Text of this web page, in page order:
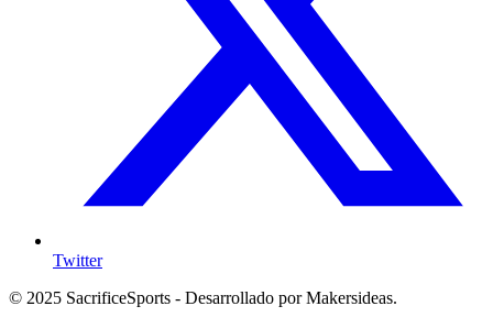
Twitter
© 2025 SacrificeSports - Desarrollado por Makersideas.